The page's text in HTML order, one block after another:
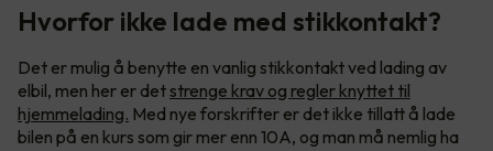
Hvorfor ikke lade med stikkontakt?
Det er mulig å benytte en vanlig stikkontakt ved lading av
elbil, men her er detstrenge krav og regler knyttet til
hjemmelading. Med nye forskrifter er det ikke tillatt å lade
bilen på en kurs som gir mer enn 10A, og man må nemlig ha